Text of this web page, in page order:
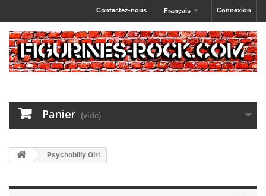
Connexion
Français
Contactez-nous
Panier (vide)
Psychobilly Girl